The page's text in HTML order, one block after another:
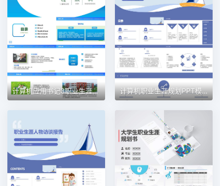
计算机应用书记3职业生涯规划PPT模板 计算机职业生涯规划PPT模板